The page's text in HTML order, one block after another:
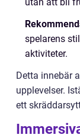
spelarens
aktiviteter.
Detta innebär
upplevelser.
ett